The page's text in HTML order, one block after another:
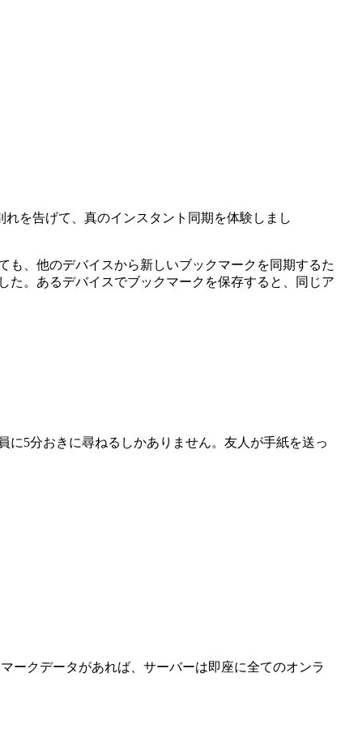
れを告げて、真のインスタント同期を体験しまし
、他のデバイスから新しいブックマークを同期するた
。あるデバイスでブックマークを保存すると、同じア
5分おきに尋ねるしかありません。友人が手紙を送っ
ークデータがあれば、サーバーは即座に全てのオンラ